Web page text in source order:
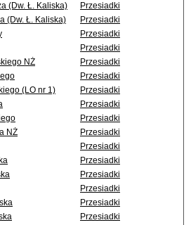
(Dw. Ł. Kaliska)
Przesiadki
(Dw. Ł. Kaliska)
Przesiadki
Przesiadki
Przesiadki
NŻ
Przesiadki
Przesiadki
(LO nr 1)
Przesiadki
Przesiadki
Przesiadki
NŻ
Przesiadki
Przesiadki
Przesiadki
Przesiadki
Przesiadki
Przesiadki
Przesiadki